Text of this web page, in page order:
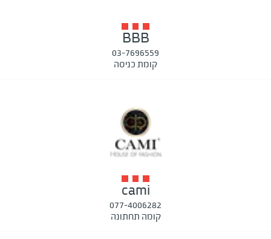
BBB
03-7696559
קומת כניסה
cami
077-4006282
קומה תחתונה